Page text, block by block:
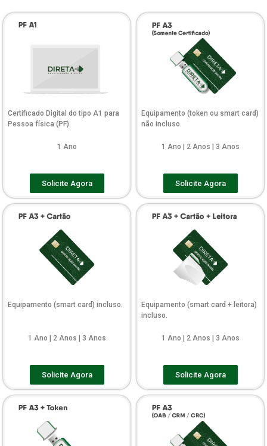
Certificado Digital do tipo A1 para
Pessoa física (PF).
1 Ano
Solicite Agora
Equipamento (token ou smart card)
não incluso.
1 Ano | 2 Anos | 3 Anos
Solicite Agora
Equipamento (smart card) incluso.
1 Ano | 2 Anos | 3 Anos
Solicite Agora
Equipamento (smart card + leitora)
incluso.
1 Ano | 2 Anos | 3 Anos
Solicite Agora